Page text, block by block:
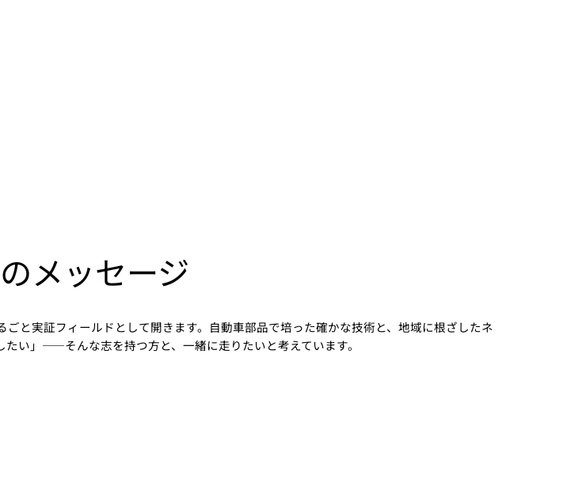
と実証フィールドとして開きます。自動車部品で培った確かな技術と、地域に根ざしたネ
い」——そんな志を持つ方と、一緒に走りたいと考えています。
メッセージ